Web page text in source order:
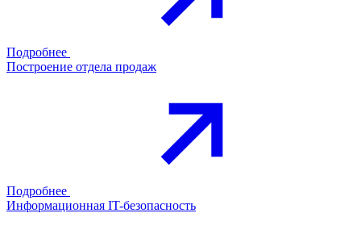
Подробнее
Построение отдела продаж
Подробнее
Информационная IT-безопасность